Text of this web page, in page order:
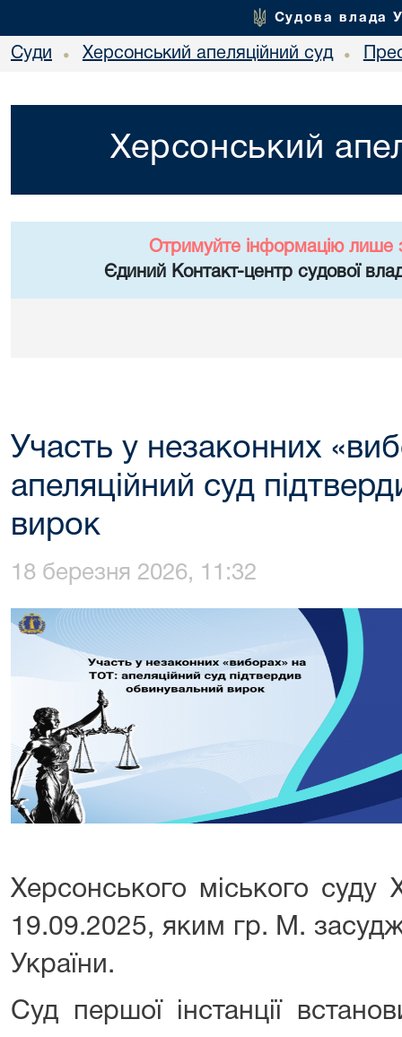
Судова влада
Суди • Херсонський апеляційний суд •
Херсонський
Отримуйте інформацію лише
Єдиний Контакт-центр судової
Участь у незаконних
апеляційний суд
вирок
18 березня 2026, 11:32
Херсонського міського суду
19.09.2025, яким гр. М.
України.
Суд першої інстанції